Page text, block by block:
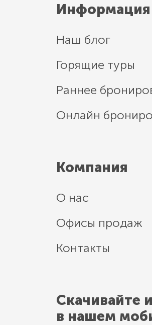
Информация
Наш блог
Горящие туры
Раннее
Онлайн
Компания
О нас
Офисы продаж
Контакты
Скачивайте
в нашем